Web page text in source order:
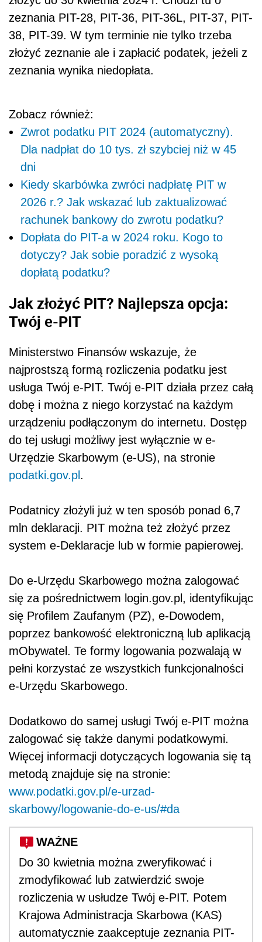
zeznania PIT-28, PIT-36, PIT-36L, PIT-37, PIT-
38, PIT-39. W tym terminie nie tylko trzeba
złożyć zeznanie ale i zapłacić podatek, jeżeli z
zeznania wynika niedopłata.
Zobacz również:
Zwrot podatku PIT 2024 (automatyczny).
Dla nadpłat do 10 tys. zł szybciej niż w 45
dni
Kiedy skarbówka zwróci nadpłatę PIT w
2026 r.? Jak wskazać lub zaktualizować
rachunek bankowy do zwrotu podatku?
Dopłata do PIT-a w 2024 roku. Kogo to
dotyczy? Jak sobie poradzić z wysoką
dopłatą podatku?
Jak złożyć PIT? Najlepsza opcja:
Twój e-PIT
Ministerstwo Finansów wskazuje, że
najprostszą formą rozliczenia podatku jest
usługa Twój e-PIT. Twój e-PIT działa przez całą
dobę i można z niego korzystać na każdym
urządzeniu podłączonym do internetu. Dostęp
do tej usługi możliwy jest wyłącznie w e-
Urzędzie Skarbowym (e-US), na stronie
podatki.gov.pl.
Podatnicy złożyli już w ten sposób ponad 6,7
mln deklaracji. PIT można też złożyć przez
system e-Deklaracje lub w formie papierowej.
Do e-Urzędu Skarbowego można zalogować
się za pośrednictwem login.gov.pl, identyfikując
się Profilem Zaufanym (PZ), e-Dowodem,
poprzez bankowość elektroniczną lub aplikacją
mObywatel. Te formy logowania pozwalają w
pełni korzystać ze wszystkich funkcjonalności
e-Urzędu Skarbowego.
Dodatkowo do samej usługi Twój e-PIT można
zalogować się także danymi podatkowymi.
Więcej informacji dotyczących logowania się tą
metodą znajduje się na stronie:
www.podatki.gov.pl/e-urzad-
skarbowy/logowanie-do-e-us/#da
WAŻNE
Do 30 kwietnia można zweryfikować i
zmodyfikować lub zatwierdzić swoje
rozliczenia w usłudze Twój e-PIT. Potem
Krajowa Administracja Skarbowa (KAS)
automatycznie zaakceptuje zeznania PIT-